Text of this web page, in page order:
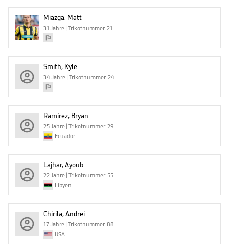
Miazga, Matt
31 Jahre | Trikotnummer: 21
Smith, Kyle
34 Jahre | Trikotnummer: 24
Ramírez, Bryan
25 Jahre | Trikotnummer: 29
Ecuador
Lajhar, Ayoub
22 Jahre | Trikotnummer: 55
Libyen
Chirila, Andrei
17 Jahre | Trikotnummer: 88
USA